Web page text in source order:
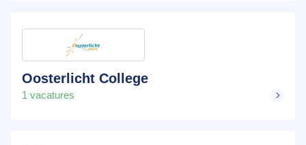
Oosterlicht College
1 vacatures